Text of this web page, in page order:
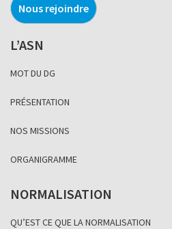
Nous rejoindre
L’ASN
MOT DU DG
PRÉSENTATION
NOS MISSIONS
ORGANIGRAMME
NORMALISATION
QU’EST CE QUE LA NORMALISATION